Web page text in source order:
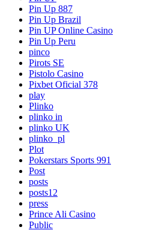
Pin Up 887
Pin Up Brazil
Pin UP Online Casino
Pin Up Peru
pinco
Pirots SE
Pistolo Casino
Pixbet Oficial 378
play
Plinko
plinko in
plinko UK
plinko_pl
Plot
Pokerstars Sports 991
Post
posts
posts12
press
Prince Ali Casino
Public